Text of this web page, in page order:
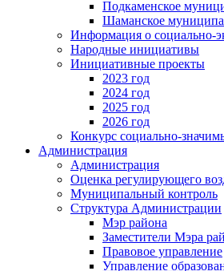
Подкаменское
Шаманское
Информация о социально-
Народные инициативы
Инициативные проекты
2023 год
2024 год
2025 год
2026 год
Конкурс социально-
Администрация
Администрация
Оценка регулирующего
Муниципальный контроль
Структура Администрации
Мэр района
Заместители Мэра
Правовое управление
Управление